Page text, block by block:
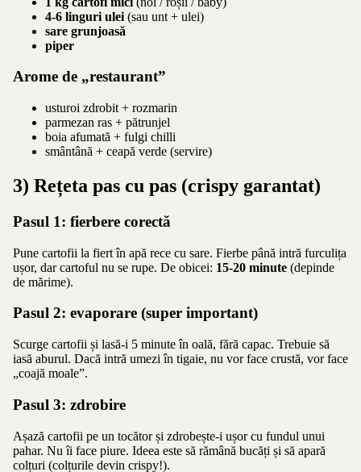
4-6 linguri ulei (sau unt + ulei)
sare grunjoasă
piper
Arome de „restaurant”
usturoi zdrobit + rozmarin
parmezan ras + pătrunjel
boia afumată + fulgi chilli
smântână + ceapă verde (servire)
3) Rețeta pas cu pas (crispy garantat)
Pasul 1: fierbere corectă
Pune cartofii la fiert în apă rece cu sare. Fierbe până intră furculița
ușor, dar cartoful nu se rupe. De obicei: 15-20 minute (depinde
de mărime).
Pasul 2: evaporare (super important)
Scurge cartofii și lasă-i 5 minute în oală, fără capac. Trebuie să
iasă aburul. Dacă intră umezi în tigaie, nu vor face crustă, vor face
„coajă moale”.
Pasul 3: zdrobire
Așază cartofii pe un tocător și zdrobește-i ușor cu fundul unui
pahar. Nu îi face piure. Ideea este să rămână bucăți și să apară
colțuri (colțurile devin crispy!).